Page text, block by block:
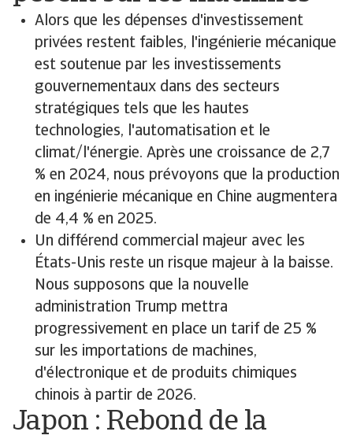
Alors que les dépenses d'investissement
privées restent faibles, l'ingénierie mécanique
est soutenue par les investissements
gouvernementaux dans des secteurs
stratégiques tels que les hautes
technologies, l'automatisation et le
climat/l'énergie. Après une croissance de 2,7
% en 2024, nous prévoyons que la production
en ingénierie mécanique en Chine augmentera
de 4,4 % en 2025.
Un différend commercial majeur avec les
États-Unis reste un risque majeur à la baisse.
Nous supposons que la nouvelle
administration Trump mettra
progressivement en place un tarif de 25 %
sur les importations de machines,
d'électronique et de produits chimiques
chinois à partir de 2026.
Japon : Rebond de la